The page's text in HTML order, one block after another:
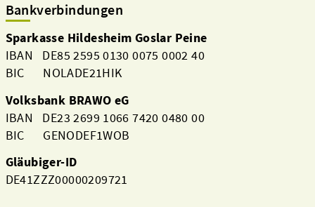
Bankverbindungen
Sparkasse Hildesheim Goslar Peine
IBAN DE85 2595 0130 0075 0002 40
BIC NOLADE21HIK
Volksbank BRAWO eG
IBAN DE23 2699 1066 7420 0480 00
BIC GENODEF1WOB
Gläubiger-ID
DE41ZZZ00000209721